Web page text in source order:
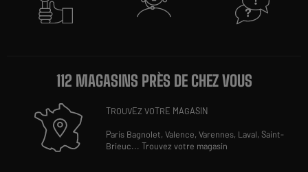
112 MAGASINS PRÈS DE CHEZ VOUS
TROUVEZ VOTRE MAGASIN
Paris Bagnolet,Valence,Varennes, Laval,Saint-
Brieuc...Trouvez votre magasin